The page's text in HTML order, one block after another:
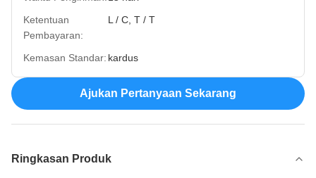
Ketentuan
Pembayaran:
L / C, T / T
Kemasan Standar: kardus
Ajukan Pertanyaan Sekarang
Ringkasan Produk